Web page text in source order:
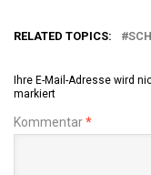
RELATED TOPICS:
Ihre E-Mail-Adresse wird
markiert
Kommentar*